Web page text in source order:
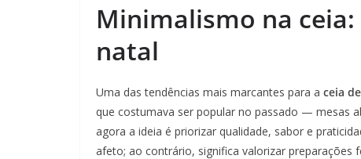
Minimalismo na
natal
Uma das tendências mais marcantes para a ceia
que costumava ser popular no passado — mesas
agora a ideia é priorizar qualidade, sabor e
afeto; ao contrário, significa valorizar